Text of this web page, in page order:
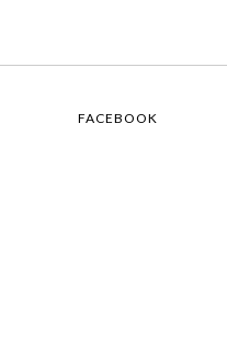
FACEBOOK